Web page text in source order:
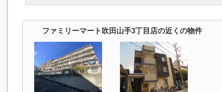
ファミリーマート吹田山手3丁目店の近くの物件